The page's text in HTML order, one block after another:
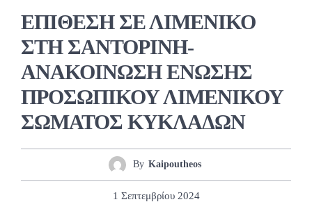
ΕΠΙΘΕΣΗ ΣΕ ΛΙΜΕΝΙΚΟ
ΣΤΗ ΣΑΝΤΟΡΙΝΗ-
ΑΝΑΚΟΙΝΩΣΗ ΕΝΩΣΗΣ
ΠΡΟΣΩΠΙΚΟΥ ΛΙΜΕΝΙΚΟΥ
ΣΩΜΑΤΟΣ ΚΥΚΛΑΔΩΝ
By Kaipoutheos
1 Σεπτεμβρίου 2024